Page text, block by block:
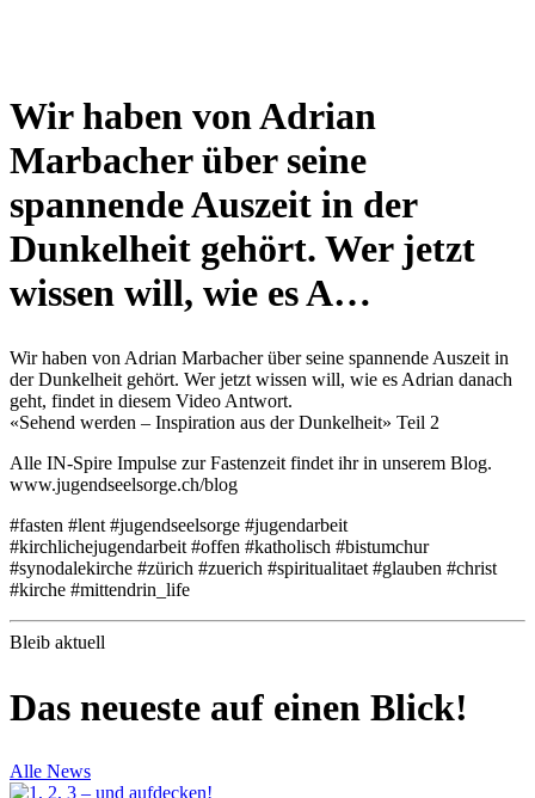
Wir haben von Adrian
Marbacher über seine
spannende Auszeit in der
Dunkelheit gehört. Wer jetzt
wissen will, wie es A…
Wir haben von Adrian Marbacher über seine spannende Auszeit in
der Dunkelheit gehört. Wer jetzt wissen will, wie es Adrian danach
geht, findet in diesem Video Antwort.
«Sehend werden – Inspiration aus der Dunkelheit» Teil 2
Alle IN-Spire Impulse zur Fastenzeit findet ihr in unserem Blog.
www.jugendseelsorge.ch/blog
#fasten #lent #jugendseelsorge #jugendarbeit
#kirchlichejugendarbeit #offen #katholisch #bistumchur
#synodalekirche #zürich #zuerich #spiritualitaet #glauben #christ
#kirche #mittendrin_life
Bleib aktuell
Das neueste auf einen Blick!
Alle News